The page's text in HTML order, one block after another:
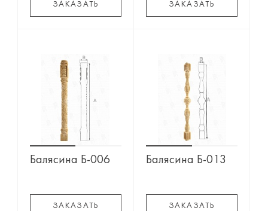
ЗАКАЗАТЬ ЗАКАЗАТЬ
Балясина Б-006
ЗАКАЗАТЬ
Балясина Б-013
ЗАКАЗАТЬ